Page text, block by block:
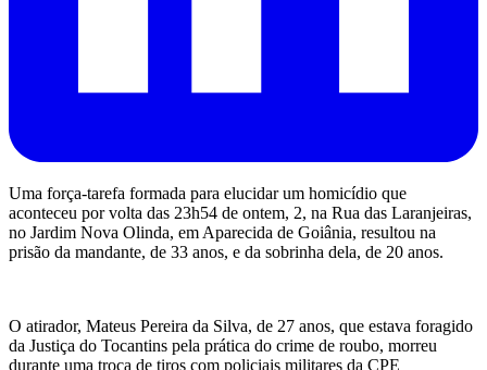
Uma força-tarefa formada para elucidar um homicídio que
aconteceu por volta das 23h54 de ontem, 2, na Rua das Laranjeiras,
no Jardim Nova Olinda, em Aparecida de Goiânia, resultou na
prisão da mandante, de 33 anos, e da sobrinha dela, de 20 anos.
O atirador, Mateus Pereira da Silva, de 27 anos, que estava foragido
da Justiça do Tocantins pela prática do crime de roubo, morreu
durante uma troca de tiros com policiais militares da CPE